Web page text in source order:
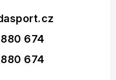
674
674